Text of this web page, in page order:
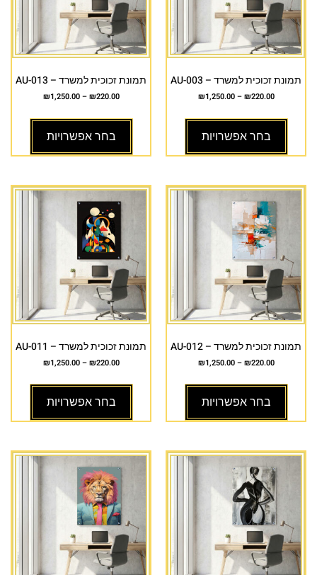
תמונת זכוכית למשרד – AU-003
₪220.00
–
₪1,250.00
בחר אפשרויות
תמונת זכוכית למשרד – AU-013
₪220.00
–
₪1,250.00
בחר אפשרויות
תמונת זכוכית למשרד – AU-012
₪220.00
–
₪1,250.00
בחר אפשרויות
תמונת זכוכית למשרד – AU-011
₪220.00
–
₪1,250.00
בחר אפשרויות